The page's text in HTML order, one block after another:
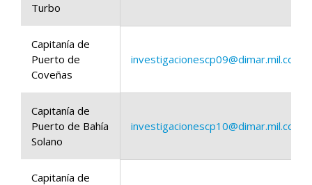
Turbo
Capitanía de
Puerto de
Coveñas
investigacionescp09@dimar.mil.co
Capitanía de
Puerto de Bahía
Solano
investigacionescp10@dimar.mil.co
Capitanía de